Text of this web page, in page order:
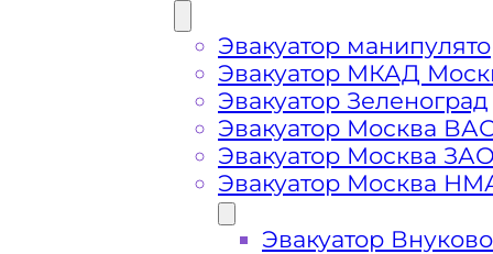
Эвакуатор
Эвакуатор МКАД
Эвакуатор Зеленоград
Эвакуатор Москва
Эвакуатор Москва
Эвакуатор Москва
Эвакуатор Внуково